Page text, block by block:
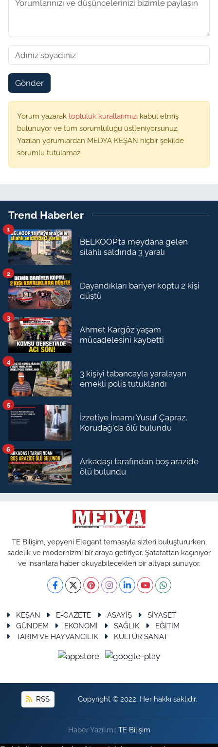
Gönder
Yorum yazarak topluluk kurallarımızı kabul etmiş
bulunuyor ve tüm sorumluluğu üstleniyorsunuz.
Yazılan yorumlardan MEDYA KEŞAN hiçbir şekilde
sorumlu tutulamaz.
Trend Haberler
BELKOOP’ta meydana gelen
silahlı saldırıda 3 yaralı
1
Dayandıkları bariyer koptu 2 kişi
düştü
2
Ahmet Kargöz yaşam
mücadelesini kaybetti
3
3 kişiyi tabancayla yaralayan
emekli polis tutuklandı
4
İzzetiye İmamı Yusuf Çapraz,
Korudağ'da ölü bulundu
5
Arkadaşı tarafından boş arazide
ölü bulundu
6
TE Bilişim, yepyeni Elegant temasıyla sizleri buluştururken,
sadelik ve modernizmi bir araya getiriyor. Şatafattan kaçınıyor
ve insanlara haber okuyabilecekleri bir altyapı sunuyor.
KEŞAN E-GAZETE ASAYİŞ
SİYASET
GÜNDEM
EKONOMİ SAĞLIK
EĞİTİM
TARIM VE HAYVANCILIK
KÜLTÜR SANAT
RSS Copyright © 2022. Her hakkı saklıdır.
Haber Yazılımı: TE Bilişim